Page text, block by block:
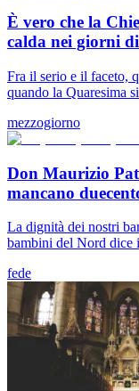
È vero che la
calda nei giorni
Fra il serio e il faceto,
quando la Quaresima
mezzogiorno
Don Maurizio
mancano
La dignità dei nostri
bambini del Nord dice
fede